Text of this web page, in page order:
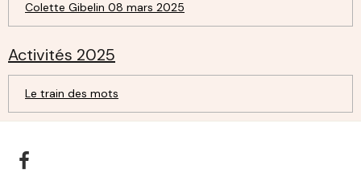
Colette Gibelin 08 mars 2025
Activités 2025
Le train des mots